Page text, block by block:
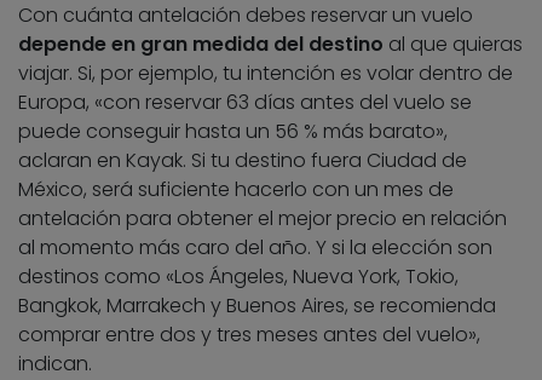
Con cuánta antelación debes reservar un vuelo
depende en gran medida del destino al que quieras
viajar. Si, por ejemplo, tu intención es volar dentro de
Europa, «con reservar 63 días antes del vuelo se
puede conseguir hasta un 56 % más barato»,
aclaran en Kayak. Si tu destino fuera Ciudad de
México, será suficiente hacerlo con un mes de
antelación para obtener el mejor precio en relación
al momento más caro del año. Y si la elección son
destinos como «Los Ángeles, Nueva York, Tokio,
Bangkok, Marrakech y Buenos Aires, se recomienda
comprar entre dos y tres meses antes del vuelo»,
indican.